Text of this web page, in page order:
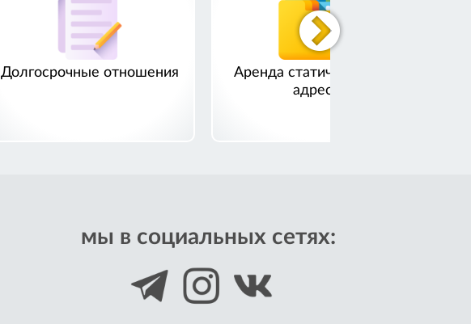
Долгосрочные отношения
Аренда статического IP-
адреса
мы в социальных сетях: